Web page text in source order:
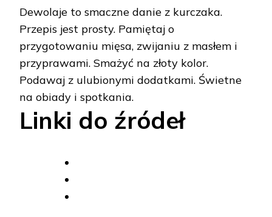
Dewolaje to smaczne danie z kurczaka.
Przepis jest prosty. Pamiętaj o
przygotowaniu mięsa, zwijaniu z masłem i
przyprawami. Smażyć na złoty kolor.
Podawaj z ulubionymi dodatkami. Świetne
na obiady i spotkania.
Linki do źródeł